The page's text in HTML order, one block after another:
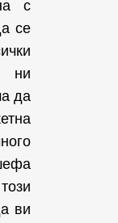
с
се
ни
да
ви